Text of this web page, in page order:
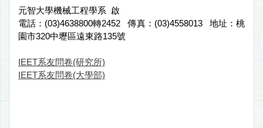
元智大學機械工程學系 啟
電話：(03)4638800轉2452 傳真：(03)4558013 地址：桃
園市320中壢區遠東路135號
IEET系友問卷(研究所)
IEET系友問卷(大學部)